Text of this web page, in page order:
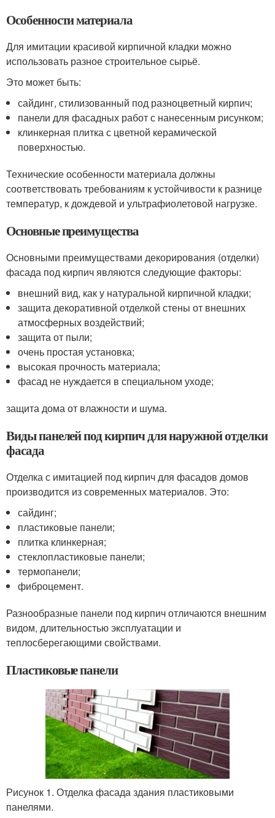
Особенности материала
Для имитации красивой кирпичной кладки можно
использовать разное строительное сырьё.
Это может быть:
сайдинг, стилизованный под разноцветный кирпич;
панели для фасадных работ с нанесенным рисунком;
клинкерная плитка с цветной керамической
поверхностью.
Технические особенности материала должны
соответствовать требованиям к устойчивости к разнице
температур, к дождевой и ультрафиолетовой нагрузке.
Основные преимущества
Основными преимуществами декорирования (отделки)
фасада под кирпич являются следующие факторы:
внешний вид, как у натуральной кирпичной кладки;
защита декоративной отделкой стены от внешних
атмосферных воздействий;
защита от пыли;
очень простая установка;
высокая прочность материала;
фасад не нуждается в специальном уходе;
защита дома от влажности и шума.
Виды панелей под кирпич для наружной отделки
фасада
Отделка с имитацией под кирпич для фасадов домов
производится из современных материалов. Это:
сайдинг;
пластиковые панели;
плитка клинкерная;
стеклопластиковые панели;
термопанели;
фиброцемент.
Разнообразные панели под кирпич отличаются внешним
видом, длительностью эксплуатации и
теплосберегающими свойствами.
Пластиковые панели
Рисунок 1. Отделка фасада здания пластиковыми
панелями.